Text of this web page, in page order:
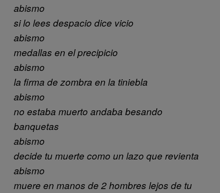
abismo
si lo lees despacio dice vicio
abismo
medallas en el precipicio
abismo
la firma de zombra en la tiniebla
abismo
no estaba muerto andaba besando
banquetas
abismo
decide tu muerte como un lazo que revienta
abismo
muere en manos de 2 hombres lejos de tu